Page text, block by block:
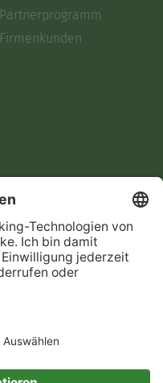
Partnerprogramm
Firmenkunden